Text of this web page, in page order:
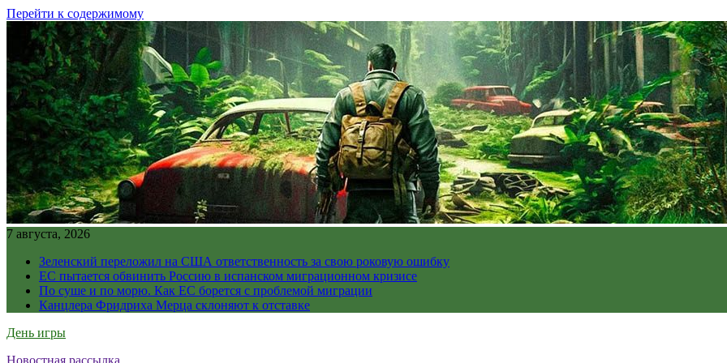
Перейти к содержимому
7 августа, 2026
Зеленский переложил на США ответственность за свою роковую ошибку
ЕС пытается обвинить Россию в испанском миграционном кризисе
По суше и по морю. Как ЕС борется с проблемой миграции
Канцлера Фридриха Мерца склоняют к отставке
День игры
Новостная рассылка